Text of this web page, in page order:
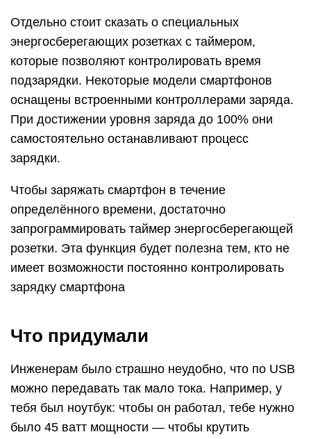
Отдельно стоит сказать о специальных
энергосберегающих розетках с таймером,
которые позволяют контролировать время
подзарядки. Некоторые модели смартфонов
оснащены встроенными контроллерами заряда.
При достижении уровня заряда до 100% они
самостоятельно останавливают процесс
зарядки.
Чтобы заряжать смартфон в течение
определённого времени, достаточно
запрограммировать таймер энергосберегающей
розетки. Эта функция будет полезна тем, кто не
имеет возможности постоянно контролировать
зарядку смартфона
Что придумали
Инженерам было страшно неудобно, что по USB
можно передавать так мало тока. Например, у
тебя был ноутбук: чтобы он работал, тебе нужно
было 45 ватт мощности — чтобы крутить